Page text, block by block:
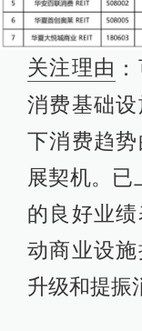
关注理由
消费基础
下消费趋
展契机。已
的良好业
动商业设
升级和提振